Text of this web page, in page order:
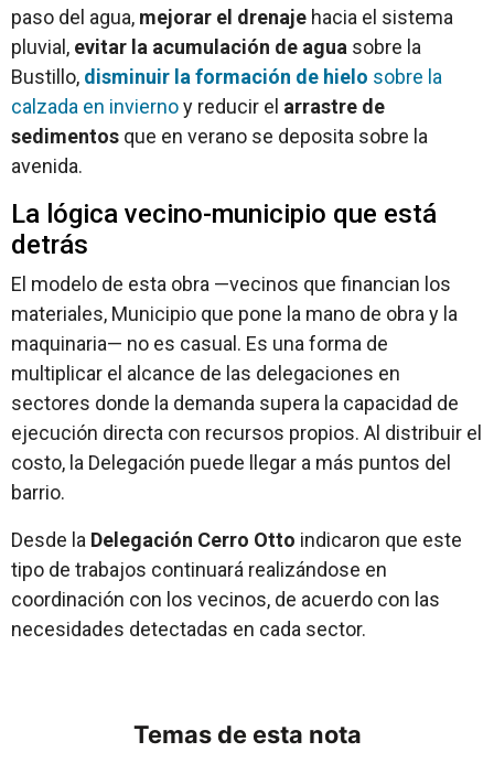
paso del agua, mejorar el drenaje hacia el sistema
pluvial, evitar la acumulación de agua sobre la
Bustillo, disminuir la formación de hielo sobre la
calzada en inviernoy reducir el arrastre de
sedimentos que en verano se deposita sobre la
avenida.
La lógica vecino-municipio que está
detrás
El modelo de esta obra —vecinos que financian los
materiales, Municipio que pone la mano de obra y la
maquinaria— no es casual. Es una forma de
multiplicar el alcance de las delegaciones en
sectores donde la demanda supera la capacidad de
ejecución directa con recursos propios. Al distribuir el
costo, la Delegación puede llegar a más puntos del
barrio.
Desde la Delegación Cerro Otto indicaron que este
tipo de trabajos continuará realizándose en
coordinación con los vecinos, de acuerdo con las
necesidades detectadas en cada sector.
Temas de esta nota